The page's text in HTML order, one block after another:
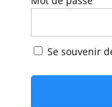
Se souvenir